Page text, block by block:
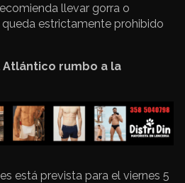
llevar gorra o
estrictamente prohibido
Atlántico rumbo a la
está prevista para el viernes 5